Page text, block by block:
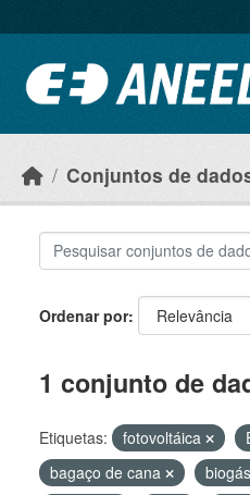
Conjuntos de
Ordenar por
1 conjunto de
Etiquetas: fotovoltáica
bagaço de cana
biogás